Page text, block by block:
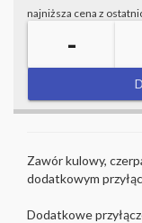
najniższa cena z
-
Zawór kulowy,
dodatkowym
Dodatkowe